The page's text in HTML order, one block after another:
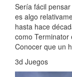
Sería fácil
es algo
hasta hace
como Terminator
Conocer que un
3d Juegos